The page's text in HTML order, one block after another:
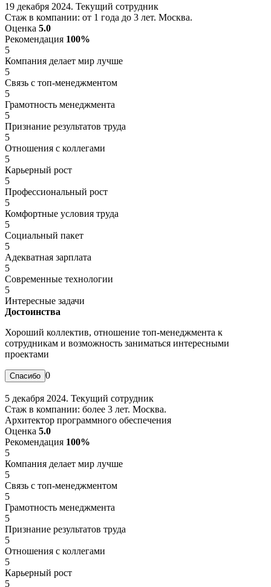
19 декабря 2024. Текущий сотрудник
Стаж в компании: от 1 года до 3 лет. Москва.
Оценка 5.0
Рекомендация 100%
5
Компания делает мир лучше
5
Связь с топ-менеджментом
5
Грамотность менеджмента
5
Признание результатов труда
5
Отношения с коллегами
5
Карьерный рост
5
Профессиональный рост
5
Комфортные условия труда
5
Социальный пакет
5
Адекватная зарплата
5
Современные технологии
5
Интересные задачи
Достоинства
Хороший коллектив, отношение топ-менеджмента к
сотрудникам и возможность заниматься интересными
проектами
0
5 декабря 2024. Текущий сотрудник
Стаж в компании: более 3 лет. Москва.
Архитектор программного обеспечения
Оценка 5.0
Рекомендация 100%
5
Компания делает мир лучше
5
Связь с топ-менеджментом
5
Грамотность менеджмента
5
Признание результатов труда
5
Отношения с коллегами
5
Карьерный рост
5